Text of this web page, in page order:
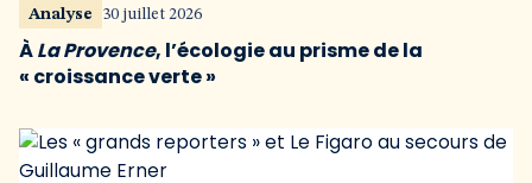
Analyse 30 juillet 2026
ÀLa Provence, l’écologie au prisme de la
« croissance verte »